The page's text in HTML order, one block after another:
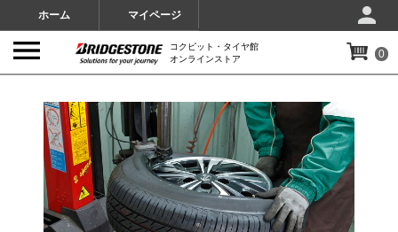
ホーム マイページ
コクピット・タイヤ館
オンラインストア
0